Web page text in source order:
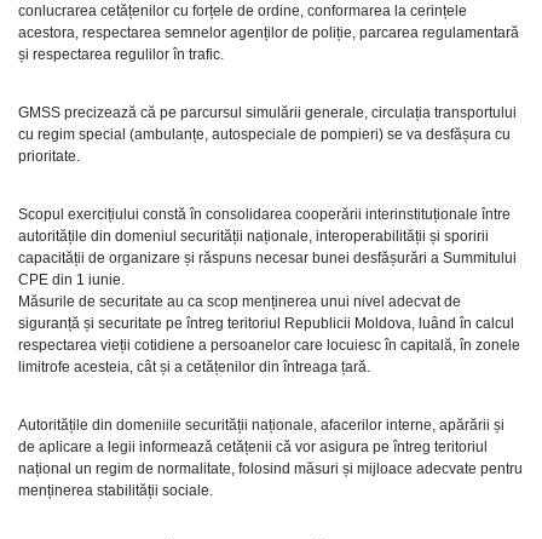
conlucrarea cetățenilor cu forțele de ordine, conformarea la cerințele
acestora, respectarea semnelor agenților de poliție, parcarea regulamentară
și respectarea regulilor în trafic.
GMSS precizează că pe parcursul simulării generale, circulația transportului
cu regim special (ambulanțe, autospeciale de pompieri) se va desfășura cu
prioritate.
Scopul exercițiului constă în consolidarea cooperării interinstituționale între
autoritățile din domeniul securității naționale, interoperabilității și sporirii
capacității de organizare și răspuns necesar bunei desfășurări a Summitului
CPE din 1 iunie.
Măsurile de securitate au ca scop menținerea unui nivel adecvat de
siguranță și securitate pe întreg teritoriul Republicii Moldova, luând în calcul
respectarea vieții cotidiene a persoanelor care locuiesc în capitală, în zonele
limitrofe acesteia, cât și a cetățenilor din întreaga țară.
Autoritățile din domeniile securității naționale, afacerilor interne, apărării și
de aplicare a legii informează cetățenii că vor asigura pe întreg teritoriul
național un regim de normalitate, folosind măsuri și mijloace adecvate pentru
menținerea stabilității sociale.